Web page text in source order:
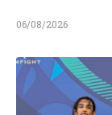
06/08/2026